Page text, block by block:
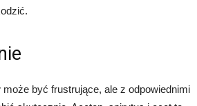
być frustrujące, ale z odpowiednimi